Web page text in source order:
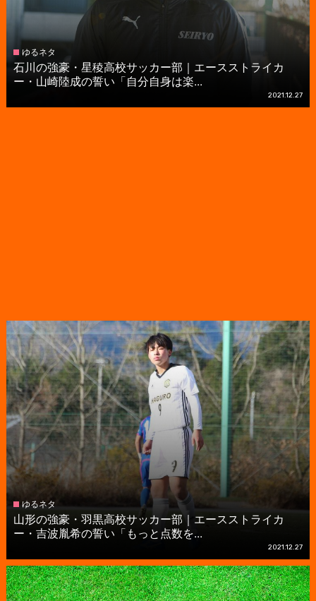
ゆるネタ
石川の強豪・星稜高校サッカー部｜エースストライカ
ー・山崎陸成の誓い「自分自身は楽...
2021.12.27
ゆるネタ
山形の強豪・羽黒高校サッカー部｜エースストライカ
ー・吉波胤希の誓い「もっと点数を...
2021.12.27